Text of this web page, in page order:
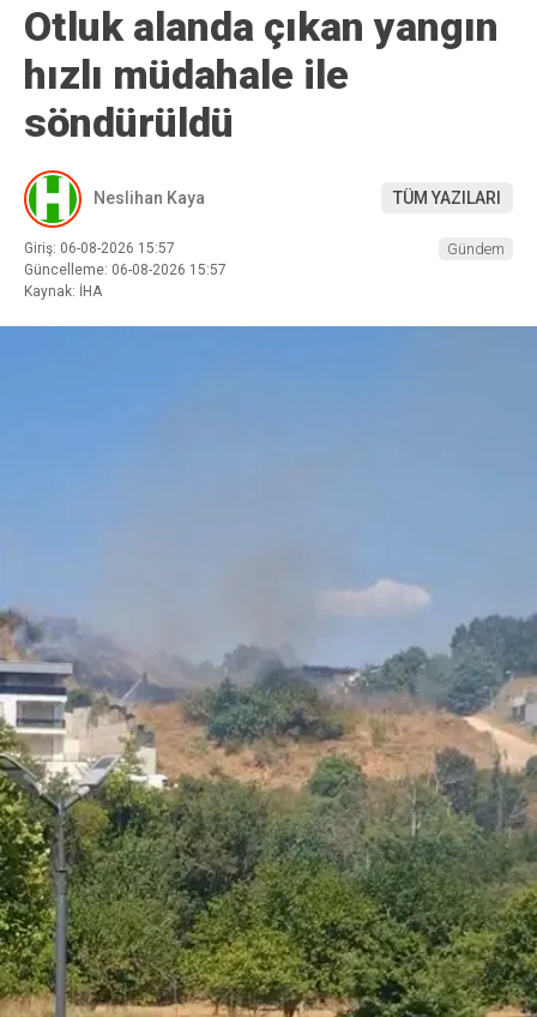
Otluk alanda çıkan yangın
hızlı müdahale ile
söndürüldü
Neslihan Kaya TÜM YAZILARI
Giriş: 06-08-2026 15:57
Güncelleme: 06-08-2026 15:57
Kaynak: İHA
Gündem